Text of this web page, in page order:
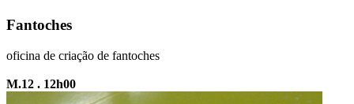
Fantoches
oficina de criação de fantoches
M.12 . 12h00